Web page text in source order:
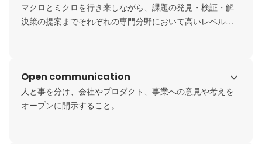
マクロとミクロを行き来しながら、課題の発見・検証・解
決策の提案までそれぞれの専門分野において高いレベルで
Open communication
人と事を分け、会社やプロダクト、事業への意見や考えを
オープンに開示すること。